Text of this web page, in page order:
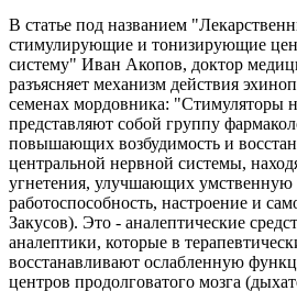
В статье под названием
стимулирующие и тонизирующие
систему" Иван Акопов, доктор
разъясняет механизм действия
семенах мордовника: "Стимуляторы
представляют собой группу
повышающих возбудимость и
центральной нервной системы,
угнетения, улучшающих
работоспособность, настроение и
Закусов). Это - аналептические
аналептики, которые в
восстанавливают ослабленную
центров продолговатого мозга